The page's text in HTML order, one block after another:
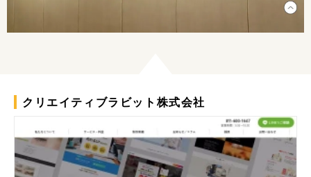
クリエイティブラビット株式会社